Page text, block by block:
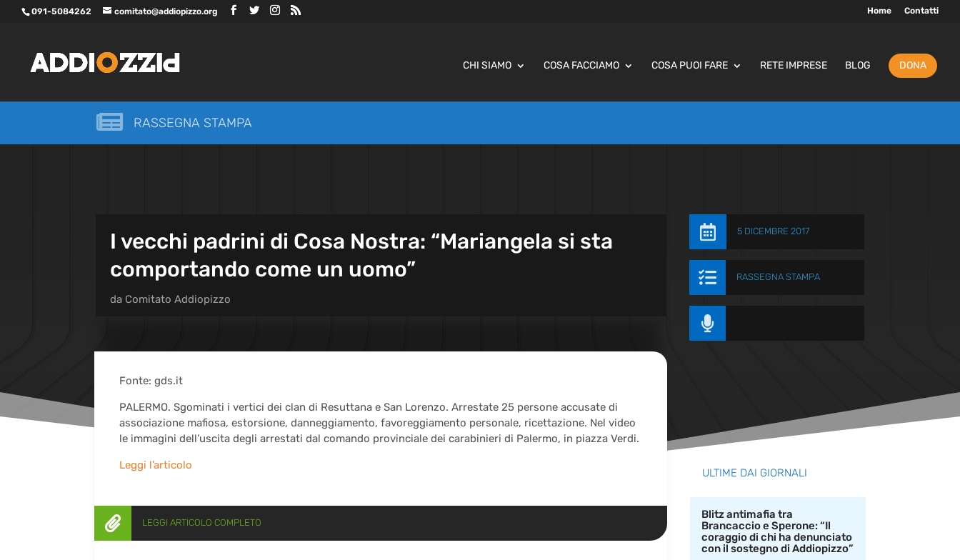
091-5084262 comitato@addiopizzo.org Home Contatti
CHI SIAMO COSA FACCIAMO COSA PUOI FARE RETE IMPRESE BLOG DONA
 RASSEGNA STAMPA
I vecchi padrini di Cosa Nostra: “Mariangela si sta
comportando come un uomo”
da Comitato Addiopizzo
 5 DICEMBRE 2017
 RASSEGNA STAMPA

Fonte: gds.it
PALERMO. Sgominati i vertici dei clan di Resuttana e San Lorenzo. Arrestate 25 persone accusate di
associazione mafiosa, estorsione, danneggiamento, favoreggiamento personale, ricettazione. Nel video
le immagini dell’uscita degli arrestati dal comando provinciale dei carabinieri di Palermo, in piazza Verdi.
Leggi l’articolo
 LEGGI ARTICOLO COMPLETO
ULTIME DAI GIORNALI
Blitz antimafia tra
Brancaccio e Sperone: “Il
coraggio di chi ha denunciato
con il sostegno di Addiopizzo”